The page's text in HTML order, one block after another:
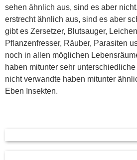
sehen ähnlich aus, sind es aber
erstrecht ähnlich aus, sind es aber
gibt es Zersetzer, Blutsauger,
Pflanzenfresser, Räuber, Parasiten
noch in allen möglichen
haben mitunter sehr
nicht verwandte haben mitunter
Eben Insekten.